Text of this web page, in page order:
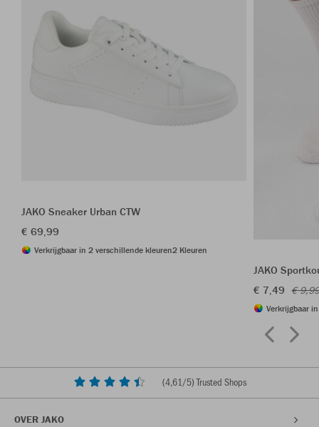
JAKO Sneaker Urban CTW
€ 69,99
Verkrijgbaar in 2 verschillende kleuren2 Kleuren
JAKO
€ 7,49 €
Verkrijgbaar
(4,61/5) Trusted Shops
OVER JAKO